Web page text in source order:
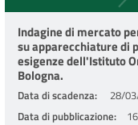
Indagine di mercato
su apparecchiature di
esigenze dell'Istituto
Bologna.
Data di scadenza
28/
Data di pubblicazione